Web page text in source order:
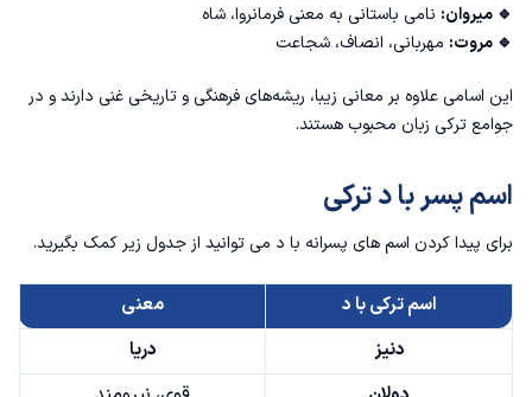
🔹 میروان: نامی باستانی به معنی فرمانروا، شاه
🔹 مروت: مهربانی، انصاف، شجاعت
این اسامی علاوه بر معانی زیبا، ریشه‌های فرهنگی و تاریخی غنی دارند و در
جوامع ترکی زبان محبوب هستند.
اسم پسر با د ترکی
برای پیدا کردن اسم های پسرانه با د می توانید از جدول زیر کمک بگیرید.
اسم ترکی با د
معنی
دنیز
دریا